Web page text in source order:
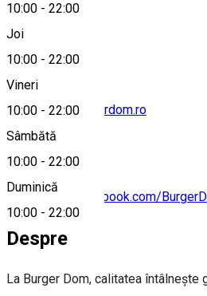
10:00 - 22:00
Joi
10:00 - 22:00
Vineri
10:00 - 22:00
Sâmbătă
10:00 - 22:00
Duminică
10:00 - 22:00
marketing@burgerdom.ro
https://www.facebook.com/
Despre
La Burger Dom, calitatea întâlnește